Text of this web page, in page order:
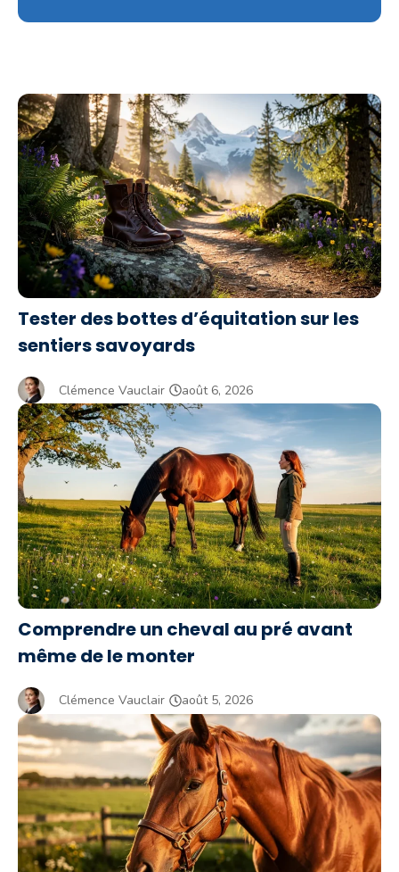
Tester des bottes d’équitation sur les
sentiers savoyards
Clémence Vauclair août 6, 2026
Comprendre un cheval au pré avant
même de le monter
Clémence Vauclair août 5, 2026